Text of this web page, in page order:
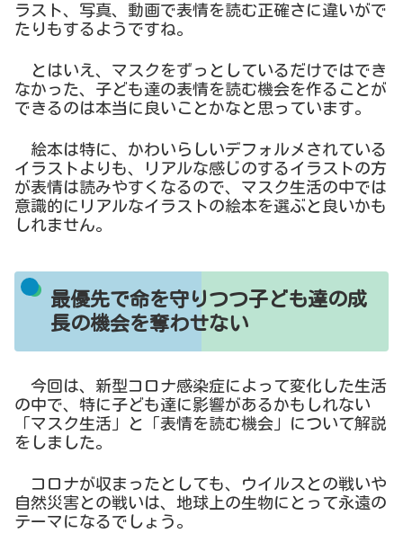
ラスト、写真、動画で表情を読む正確さに違いがで
たりもするようですね。
とはいえ、マスクをずっとしているだけではでき
なかった、子ども達の表情を読む機会を作ることが
できるのは本当に良いことかなと思っています。
絵本は特に、かわいらしいデフォルメされている
イラストよりも、リアルな感じのするイラストの方
が表情は読みやすくなるので、マスク生活の中では
意識的にリアルなイラストの絵本を選ぶと良いかも
しれません。
最優先で命を守りつつ子ども達の成
長の機会を奪わせない
今回は、新型コロナ感染症によって変化した生活
の中で、特に子ども達に影響があるかもしれない
「マスク生活」と「表情を読む機会」について解説
をしました。
コロナが収まったとしても、ウイルスとの戦いや
自然災害との戦いは、地球上の生物にとって永遠の
テーマになるでしょう。